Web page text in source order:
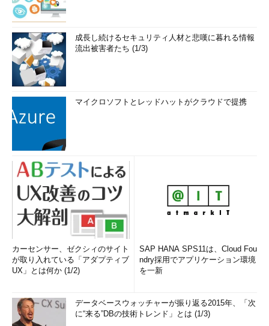
成長し続けるセキュリティ人材と悲嘆に暮れる情報
流出被害者たち (1/3)
マイクロソフトとレッドハットがクラウドで提携
カーセンサー、ゼクシィのサイト
が取り入れている「アダプティブ
UX」とは何か (1/2)
SAP HANA SPS11は、Cloud Fou
ndry採用でアプリケーション環境
を一新
データベースウォッチャーが振り返る2015年、「次
に“来る”DBの技術トレンド」とは (1/3)